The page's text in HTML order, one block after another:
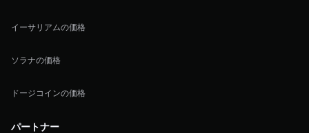
イーサリアムの価格
ソラナの価格
ドージコインの価格
パートナー